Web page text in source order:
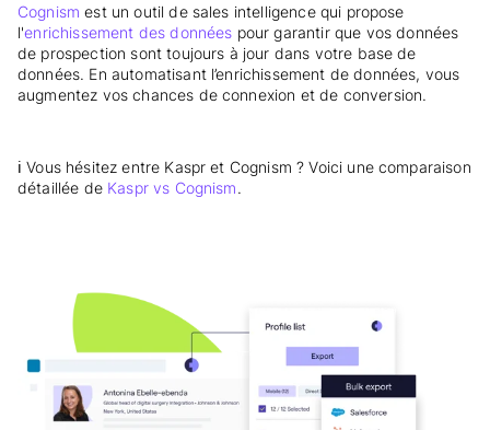
Cognism est un outil de sales intelligence qui propose
l'enrichissement des données pour garantir que vos données
de prospection sont toujours à jour dans votre base de
données. En automatisant l’enrichissement de données, vous
augmentez vos chances de connexion et de conversion.
ℹ️ Vous hésitez entre Kaspr et Cognism ? Voici une comparaison
détaillée de Kaspr vs Cognism.